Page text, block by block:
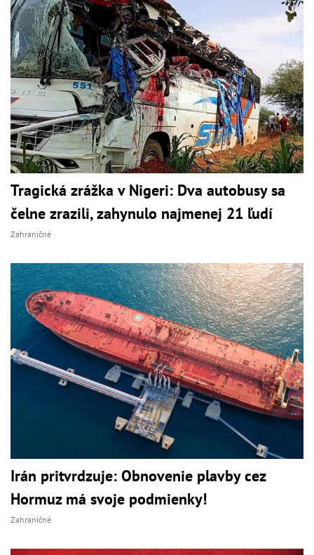
Tragická zrážka v Nigeri: Dva autobusy sa
čelne zrazili, zahynulo najmenej 21 ľudí
Zahraničné
Irán pritvrdzuje: Obnovenie plavby cez
Hormuz má svoje podmienky!
Zahraničné